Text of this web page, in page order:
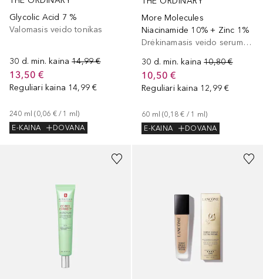
Glycolic Acid 7 %
Valomasis veido tonikas
30 d. min. kaina 14,99 €
13,50 €
Reguliari kaina 14,99 €
240 ml (0,06 € / 1 ml)
E-KAINA
DOVANA
More Molecules
Niacinamide 10% + Zinc 1%
Drėkinamasis veido serumas, Veido serumas/koncentratas
30 d. min. kaina 10,80 €
10,50 €
Reguliari kaina 12,99 €
60 ml (0,18 € / 1 ml)
E-KAINA
DOVANA
+ 21